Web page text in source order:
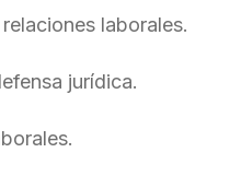
laborales.
jurídica.